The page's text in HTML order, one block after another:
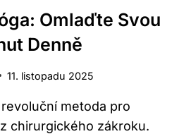
Omlaďte Svou
Denně
11. listopadu 2025
metoda pro
chirurgického zákroku.